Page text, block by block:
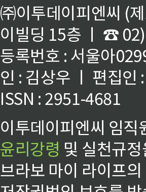
㈜이투데이피엔씨 (
이빌딩 15층 ㅣ ☎
등록번호 : 서울아
인 : 김상우 ㅣ 편집인
ISSN : 2951-4681
이투데이피엔씨 임
윤리강령 및 실천규
브라보 마이 라이프